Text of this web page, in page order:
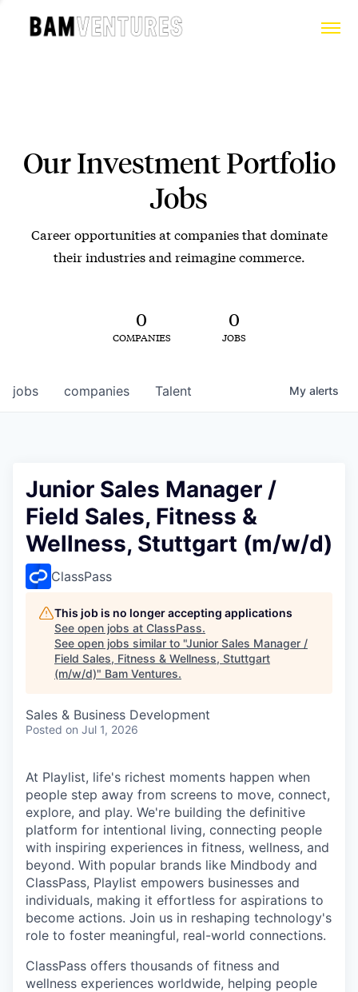
Our Investment Portfolio
Jobs
Career opportunities at companies that dominate
their industries and reimagine commerce.
0
COMPANIES
0
JOBS
jobs companies Talent My alerts
Junior Sales Manager /
Field Sales, Fitness &
Wellness, Stuttgart (m/w/d)
ClassPass
This job is no longer accepting applications
See open jobs at ClassPass.
See open jobs similar to "Junior Sales Manager /
Field Sales, Fitness & Wellness, Stuttgart
(m/w/d)" Bam Ventures.
Sales & Business Development
Posted on Jul 1, 2026
At Playlist, life's richest moments happen when
people step away from screens to move, connect,
explore, and play. We're building the definitive
platform for intentional living, connecting people
with inspiring experiences in fitness, wellness, and
beyond. With popular brands like Mindbody and
ClassPass, Playlist empowers businesses and
individuals, making it effortless for aspirations to
become actions. Join us in reshaping technology's
role to foster meaningful, real-world connections.
ClassPass offers thousands of fitness and
wellness experiences worldwide, helping people